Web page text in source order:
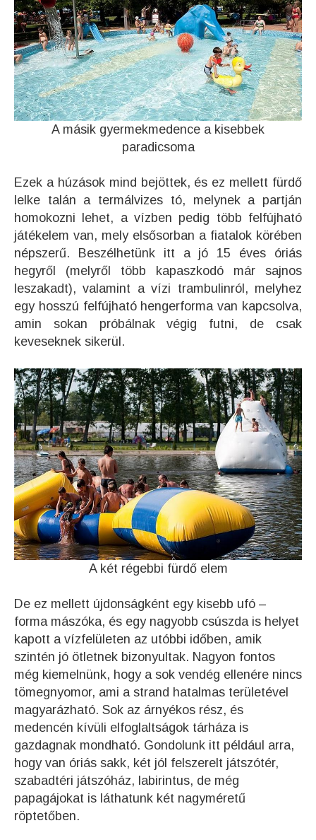
A másik gyermekmedence a kisebbek
paradicsoma
Ezek a húzások mind bejöttek, és ez mellett fürdő
lelke talán a termálvizes tó, melynek a partján
homokozni lehet, a vízben pedig több felfújható
játékelem van, mely elsősorban a fiatalok körében
népszerű. Beszélhetünk itt a jó 15 éves óriás
hegyről (melyről több kapaszkodó már sajnos
leszakadt), valamint a vízi trambulinról, melyhez
egy hosszú felfújható hengerforma van kapcsolva,
amin sokan próbálnak végig futni, de csak
keveseknek sikerül.
A két régebbi fürdő elem
De ez mellett újdonságként egy kisebb ufó –
forma mászóka, és egy nagyobb csúszda is helyet
kapott a vízfelületen az utóbbi időben, amik
szintén jó ötletnek bizonyultak. Nagyon fontos
még kiemelnünk, hogy a sok vendég ellenére nincs
tömegnyomor, ami a strand hatalmas területével
magyarázható. Sok az árnyékos rész, és
medencén kívüli elfoglaltságok tárháza is
gazdagnak mondható. Gondolunk itt például arra,
hogy van óriás sakk, két jól felszerelt játszótér,
szabadtéri játszóház, labirintus, de még
papagájokat is láthatunk két nagyméretű
röptetőben.